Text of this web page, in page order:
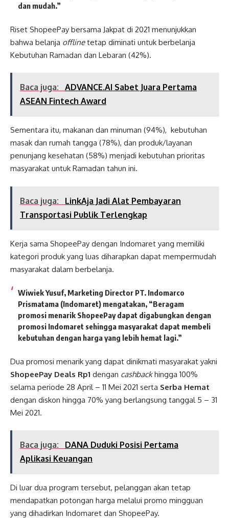
dan mudah.”
Riset ShopeePay bersama Jakpat di 2021 menunjukkan
bahwa belanja offlinetetap diminati untuk berbelanja
Kebutuhan Ramadan dan Lebaran (42%).
Baca juga:
ADVANCE.AI Sabet Juara Pertama
ASEAN Fintech Award
Sementara itu, makanan dan minuman (94%), kebutuhan
masak dan rumah tangga (78%), dan produk/layanan
penunjang kesehatan (58%) menjadi kebutuhan prioritas
masyarakat untuk Ramadan tahun ini.
Baca juga:
LinkAja Jadi Alat Pembayaran
Transportasi Publik Terlengkap
Kerja sama ShopeePay dengan Indomaret yang memiliki
kategori produk yang luas diharapkan dapat mempermudah
masyarakat dalam berbelanja.
Wiwiek Yusuf, Marketing Director PT. Indomarco
Prismatama (Indomaret) mengatakan, “Beragam
promosi menarik ShopeePay dapat digabungkan dengan
promosi Indomaret sehingga masyarakat dapat membeli
kebutuhan dengan harga yang lebih hemat lagi.”
Dua promosi menarik yang dapat dinikmati masyarakat yakni
ShopeePay Deals Rp1 dengan cashbackhingga 100%
selama periode 28 April – 11 Mei 2021 serta Serba Hemat
dengan diskon hingga 70% yang berlangsung tanggal 5 – 31
Mei 2021.
Baca juga:
DANA Duduki Posisi Pertama
Aplikasi Keuangan
Di luar dua program tersebut, pelanggan akan tetap
mendapatkan potongan harga melalui promo mingguan
yang dihadirkan Indomaret dan ShopeePay.